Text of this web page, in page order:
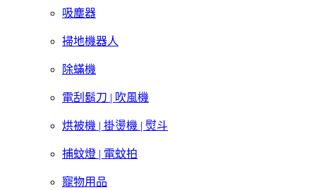
吸塵器
掃地機器人
除蟎機
電刮鬍刀 | 吹風機
烘被機 | 掛燙機 | 熨斗
捕蚊燈 | 電蚊拍
寵物用品